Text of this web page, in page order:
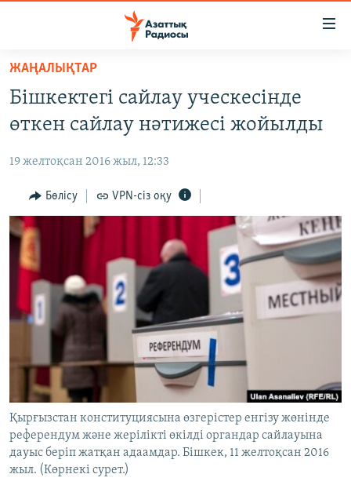
Skip
main
content
to
Navigation
Skip
Search
ҚАҢТАР ОҚИҒАСЫ
АДАМ ҚҰҚЫҚТАРЫ
ӘЛЕУМЕТ
ӘЛЕМ
АРНАЙЫ ЖОБАЛАР
Русский
ЖАЗЫЛЫҢЫЗ
Басқа тілдерде
ЖАҢАЛЫҚТАР
Бішкектегі сайлау уческесінде
өткен сайлау нәтижесі жойылды
19 желтоқсан 2016 жыл, 12:33
Бөлісу VPN-сіз оқу
Қырғызстан конституциясына өзгерістер енгізу жөнінде
референдум және жерілікті өкілді органдар сайлауына
дауыс беріп жатқан адаамдар. Бішкек, 11 желтоқсан 2016
жыл. (Көрнекі сурет.)